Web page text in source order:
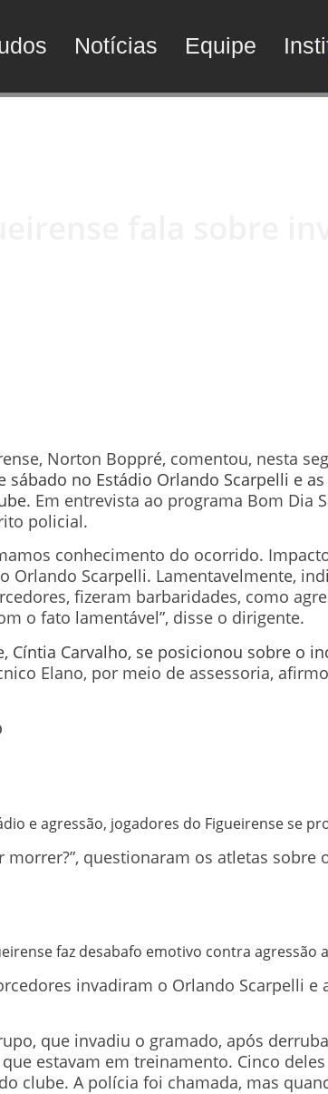
Notícias Equipe
Norton Boppré, comentou, nesta
sábado no Estádio Orlando Scarpelli e
. Em entrevista ao programa Bom Dia
policial.
conhecimento do ocorrido.
Orlando Scarpelli. Lamentavelmente,
fizeram barbaridades, como
o fato lamentável”, disse o dirigente.
Cíntia Carvalho, se posicionou sobre o
Elano, por meio de assessoria,
e agressão, jogadores do Figueirense se
morrer?”, questionaram os atletas sobre
faz desabafo emotivo contra agressão
invadiram o Orlando Scarpelli
que invadiu o gramado, após
estavam em treinamento. Cinco
clube. A polícia foi chamada, mas